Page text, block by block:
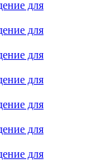
для
для
для
для
для
для
для